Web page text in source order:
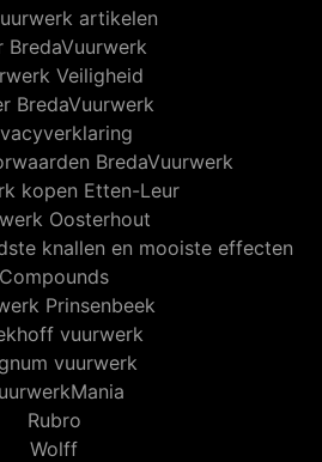
artikelen
BredaVuurwerk
Veiligheid
BredaVuurwerk
BredaVuurwerk
kopen Etten-Leur
Oosterhout
knallen en mooiste effecten
Compounds
Prinsenbeek
vuurwerk
vuurwerk
Rubro
Wolff